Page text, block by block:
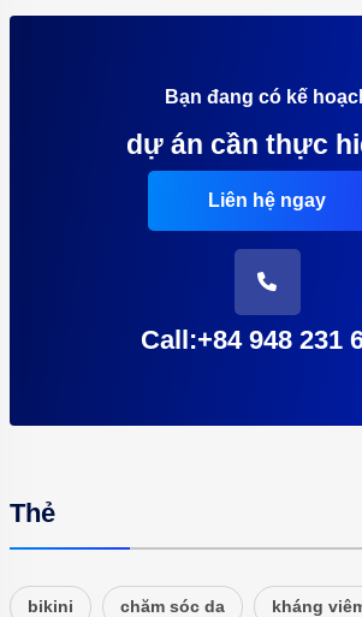
Bạn đang có kế
dự án cần thực
Liên hệ ngay
Call:+84 948 231
Thẻ
bikini chăm sóc da kháng